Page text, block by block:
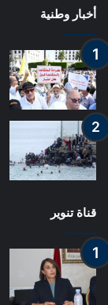
أخبار وطنية
قناة تنوير